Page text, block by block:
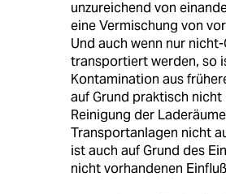
unzureichend von
eine Vermischung von
Und auch wenn nur
transportiert werden, so
Kontamination aus
auf Grund praktisch
Reinigung der
Transportanlagen nicht
ist auch auf Grund des
nicht vorhandenen